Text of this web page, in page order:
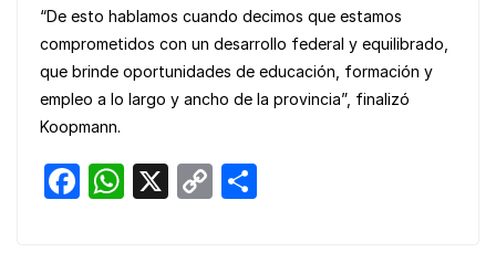
“De esto hablamos cuando decimos que estamos
comprometidos con un desarrollo federal y equilibrado,
que brinde oportunidades de educación, formación y
empleo a lo largo y ancho de la provincia”, finalizó
Koopmann.
F
W X
C